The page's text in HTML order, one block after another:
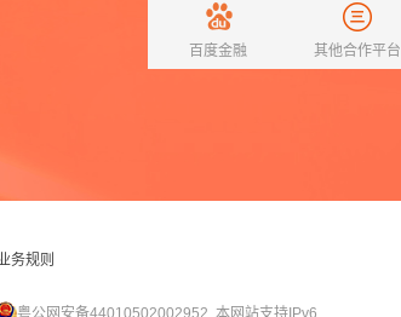
百度金融 其他合作平台
务规则
粤公网安备44010502002952 本网站支持IPv6